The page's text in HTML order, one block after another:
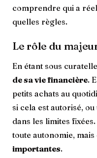
comprendre qui a
quelles règles.
Le rôle du
En étant sous
de sa vie financière.
petits achats au
si cela est autorisé,
dans les limites
toute autonomie, mais
importantes.